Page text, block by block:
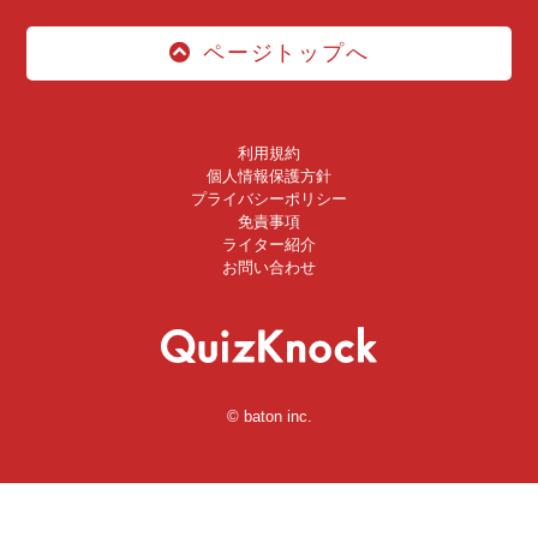
ページトップへ
利用規約
個人情報保護方針
プライバシーポリシー
免責事項
ライター紹介
お問い合わせ
© baton inc.